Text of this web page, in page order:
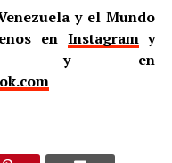
y el Mundo
en Instagramy
en